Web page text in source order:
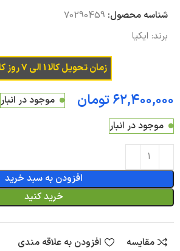
شناسه محصول: 70290459
برند: ایکیا
زمان تحویل کالا 1 الی 7 روز کاری می باشد
تومان
موجود در انبار
موجود در انبار
افزودن به سبد خرید
خرید کنید
مقایسه افزودن به علاقه مندی